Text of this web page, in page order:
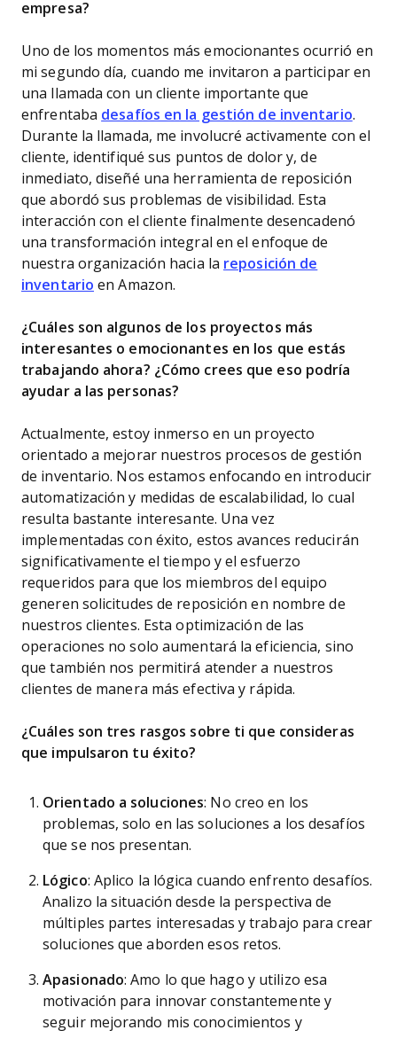
empresa?
Uno de los momentos más emocionantes ocurrió en
mi segundo día, cuando me invitaron a participar en
una llamada con un cliente importante que
enfrentaba desafíos en la gestión de inventario.
Durante la llamada, me involucré activamente con el
cliente, identifiqué sus puntos de dolor y, de
inmediato, diseñé una herramienta de reposición
que abordó sus problemas de visibilidad. Esta
interacción con el cliente finalmente desencadenó
una transformación integral en el enfoque de
nuestra organización hacia la reposición de
inventario en Amazon.
¿Cuáles son algunos de los proyectos más
interesantes o emocionantes en los que estás
trabajando ahora? ¿Cómo crees que eso podría
ayudar a las personas?
Actualmente, estoy inmerso en un proyecto
orientado a mejorar nuestros procesos de gestión
de inventario. Nos estamos enfocando en introducir
automatización y medidas de escalabilidad, lo cual
resulta bastante interesante. Una vez
implementadas con éxito, estos avances reducirán
significativamente el tiempo y el esfuerzo
requeridos para que los miembros del equipo
generen solicitudes de reposición en nombre de
nuestros clientes. Esta optimización de las
operaciones no solo aumentará la eficiencia, sino
que también nos permitirá atender a nuestros
clientes de manera más efectiva y rápida.
¿Cuáles son tres rasgos sobre ti que consideras
que impulsaron tu éxito?
Orientado a soluciones: No creo en los
problemas, solo en las soluciones a los desafíos
que se nos presentan.
Lógico: Aplico la lógica cuando enfrento desafíos.
Analizo la situación desde la perspectiva de
múltiples partes interesadas y trabajo para crear
soluciones que aborden esos retos.
Apasionado: Amo lo que hago y utilizo esa
motivación para innovar constantemente y
seguir mejorando mis conocimientos y